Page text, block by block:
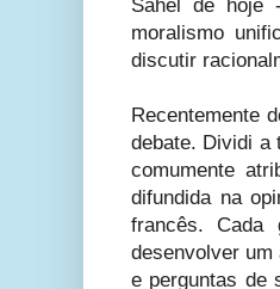
Sahel de hoje
moralismo
discutir
Recentemente
debate. Dividi a
comumente
difundida na
francês.
desenvolver
e perguntas de